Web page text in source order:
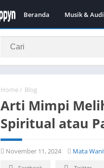
Beranda Musik &
Home / Blog
Arti Mimpi
Spiritual atau
November 11, 2024 Mata